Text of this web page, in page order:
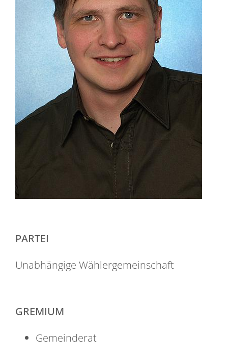
PARTEI
Unabhängige Wählergemeinschaft
GREMIUM
Gemeinderat